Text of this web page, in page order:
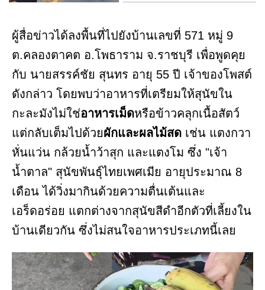
ผู้สื่อข่าวได้ลงพื้นที่ไปยังบ้านเลขที่ 571 หมู่ 9
ต.คลองตาคต อ.โพธาราม จ.ราชบุรี เพื่อพูดคุย
กับ นายสรรค์ชัย สุนทร อายุ 55 ปี เจ้าของโพสต์
ดังกล่าว โดยพบว่าอาหารที่เตรียมให้สุนัขใน
กะละมังไม่ใช่อาหารเม็ดหรือข้าวคลุกเนื้อสัตว์
แต่กลับเต็มไปด้วยผักและผลไม้สด เช่น แตงกวา
หั่นแว่น กล้วยน้ำว้าสุก และแตงโม ซึ่ง "เจ้า
น้ำตาล" สุนัขพันธุ์ไทยเพศเมีย อายุประมาณ 8
เดือน ได้วิ่งมากินด้วยความตื่นเต้นและ
เอร็ดอร่อย แตกต่างจากสุนัขสีดำอีกตัวที่เลี้ยงใน
บ้านเดียวกัน ซึ่งไม่สนใจอาหารประเภทนี้เลย